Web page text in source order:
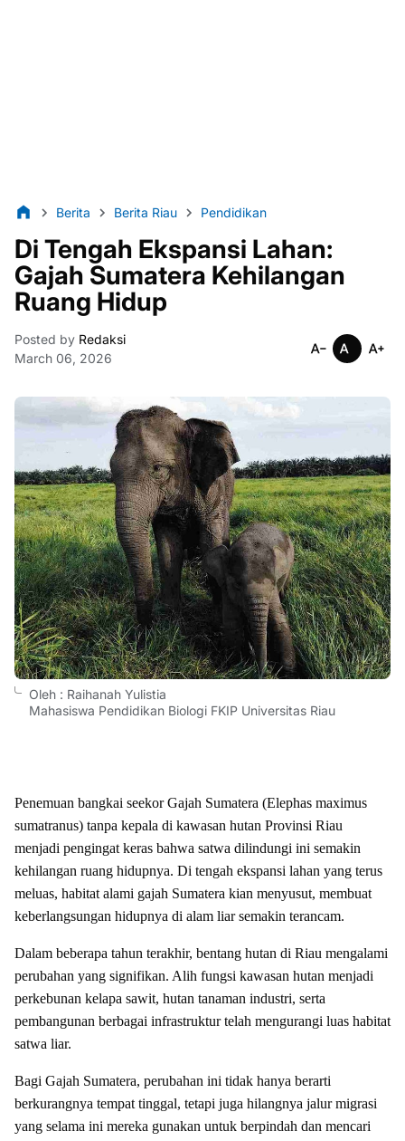
Berita Berita Riau Pendidikan
Di Tengah Ekspansi Lahan:
Gajah Sumatera Kehilangan
Ruang Hidup
Posted by Redaksi
March 06, 2026
Oleh : Raihanah Yulistia
Mahasiswa Pendidikan Biologi FKIP Universitas Riau
Penemuan bangkai seekor Gajah Sumatera (Elephas maximus
sumatranus) tanpa kepala di kawasan hutan Provinsi Riau
menjadi pengingat keras bahwa satwa dilindungi ini semakin
kehilangan ruang hidupnya. Di tengah ekspansi lahan yang terus
meluas, habitat alami gajah Sumatera kian menyusut, membuat
keberlangsungan hidupnya di alam liar semakin terancam.
Dalam beberapa tahun terakhir, bentang hutan di Riau mengalami
perubahan yang signifikan. Alih fungsi kawasan hutan menjadi
perkebunan kelapa sawit, hutan tanaman industri, serta
pembangunan berbagai infrastruktur telah mengurangi luas habitat
satwa liar.
Bagi Gajah Sumatera, perubahan ini tidak hanya berarti
berkurangnya tempat tinggal, tetapi juga hilangnya jalur migrasi
yang selama ini mereka gunakan untuk berpindah dan mencari